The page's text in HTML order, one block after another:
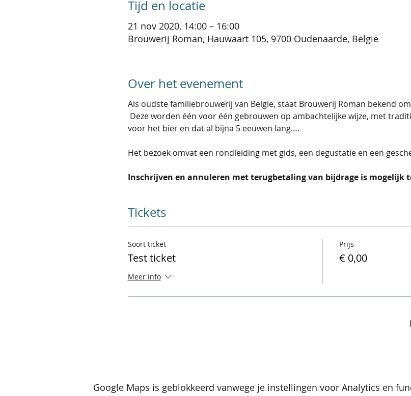
Tijd en locatie
21 nov 2020, 14:00 – 16:00
Brouwerij Roman, Hauwaart 105, 9700 Oudenaarde, België
Over het evenement
Als oudste familiebrouwerij van België, staat Brouwerij Roman bekend
Deze worden één voor één gebrouwen op ambachtelijke wijze, met
voor het bier en dat al bijna 5 eeuwen lang….
Het bezoek omvat een rondleiding met gids, een degustatie en een
Inschrijven en annuleren met terugbetaling van bijdrage is mogelijk
Tickets
Soort ticket
Test ticket
Meer info
Prijs
€ 0,00
Google Maps is geblokkeerd vanwege je instellingen voor Analytics en